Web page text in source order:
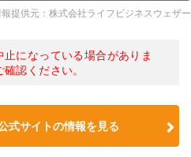
提供元：株式会社ライフビジネスウェザー
になっている場合がありま
認ください。
式サイトの情報を見る